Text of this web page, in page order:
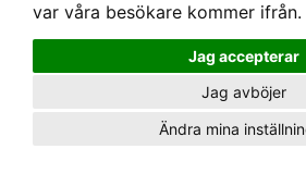
var våra besökare kommer ifrån.
Jag accepterar
Jag avböjer
Ändra mina